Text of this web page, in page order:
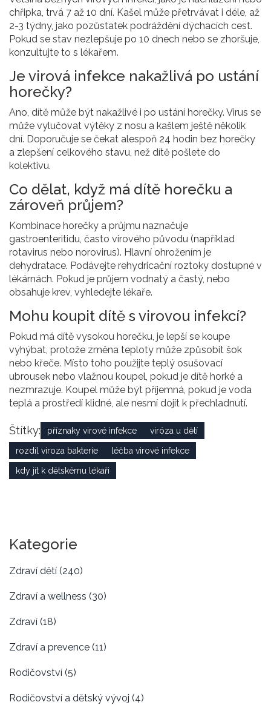
chřipka, trvá 7 až 10 dní. Kašel může přetrvávat i déle, až
2-3 týdny, jako pozůstatek podráždění dýchacích cest.
Pokud se stav nezlepšuje po 10 dnech nebo se zhoršuje,
konzultujte to s lékařem.
Je virová infekce nakažlivá po ustání
horečky?
Ano, dítě může být nakažlivé i po ustání horečky. Virus se
může vylučovat výtěky z nosu a kašlem ještě několik
dní. Doporučuje se čekat alespoň 24 hodin bez horečky
a zlepšení celkového stavu, než dítě pošlete do
kolektivu.
Co dělat, když má dítě horečku a
zároveň průjem?
Kombinace horečky a průjmu naznačuje
gastroenteritidu, často virového původu (například
rotavirus nebo norovirus). Hlavní ohrožením je
dehydratace. Podávejte rehydricační roztoky dostupné v
lékárnách. Pokud je průjem vodnatý a častý, nebo
obsahuje krev, vyhledejte lékaře.
Mohu koupit dítě s virovou infekcí?
Pokud má dítě vysokou horečku, je lepší se koupe
vyhýbat, protože změna teploty může způsobit šok
nebo křeče. Místo toho použijte teplý osušovací
ubrousek nebo vlažnou koupel, pokud je dítě horké a
nezmrazuje. Koupel může být příjemná, pokud je voda
teplá a prostředí klidné, ale nesmí dojít k přechladnutí.
Štítky: příznaky virové infekce viróza u dětí
rozdíl viroza bakterie léčba virové infekce
kdy jít k dětskému lékaři
Kategorie
Zdraví dětí (240)
Zdraví a wellness (30)
Zdraví (18)
Zdraví a prevence (11)
Rodičovství (5)
Rodičovství a dětský vývoj (4)